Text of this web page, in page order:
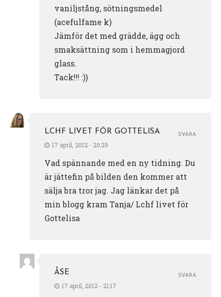
vaniljstång, sötningsmedel
(acefulfame k)
Jämför det med grädde, ägg och
smaksättning som i hemmagjord
glass.
Tack!!! :))
LCHF LIVET FÖR GOTTELISA
17 april, 2012 - 20:29
Vad spännande med en ny tidning. Du
är jättefin på bilden den kommer att
sälja bra tror jag. Jag länkar det på
min blogg kram Tanja/ Lchf livet för
Gottelisa
SVARA
ÅSE
17 april, 2012 - 21:17
SVARA